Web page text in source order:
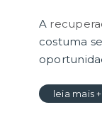
A
costuma
leia mais +